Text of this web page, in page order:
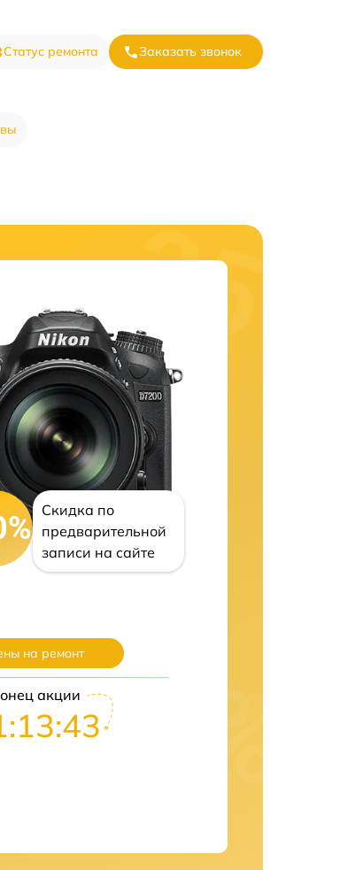
Статус ремонта Заказать звонок
Скидка по
предварительной
записи на сайте
на ремонт
акции